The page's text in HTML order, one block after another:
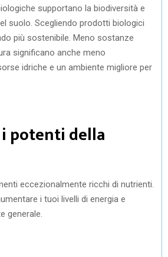
supportano la biodiversità e
suolo. Scegliendo prodotti biologici
più sostenibile. Meno sostanze
significano anche meno
idriche e un ambiente migliore per
potenti della
eccezionalmente ricchi di nutrienti.
i tuoi livelli di energia e
generale.